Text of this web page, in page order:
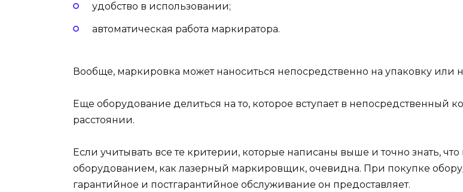
удобство в использовании;
автоматическая работа маркиратора.
Вообще, маркировка может наноситься непосредственно на упаковку или
Еще оборудование делиться на то, которое вступает в непосредственный
расстоянии.
Если учитывать все те критерии, которые написаны выше и точно знать,
оборудованием, как лазерный маркировщик, очевидна. При покупке
гарантийное и постгарантийное обслуживание он предоставляет.